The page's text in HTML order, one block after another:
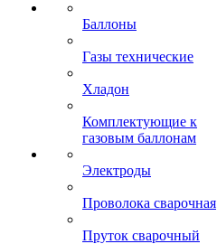
Баллоны
Газы технические
Хладон
Комплектующие к
газовым баллонам
Электроды
Проволока сварочная
Пруток сварочный